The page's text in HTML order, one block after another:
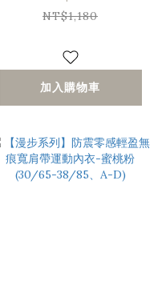
C)
NT$1,180
加入購物車